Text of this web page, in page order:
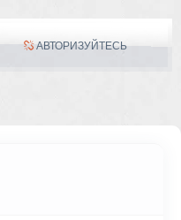
АВТОРИЗУЙТЕСЬ